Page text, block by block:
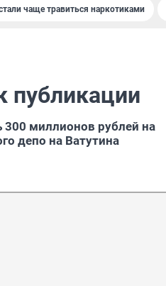
чаще травиться наркотиками
публикации
миллионов рублей на
депо на Ватутина